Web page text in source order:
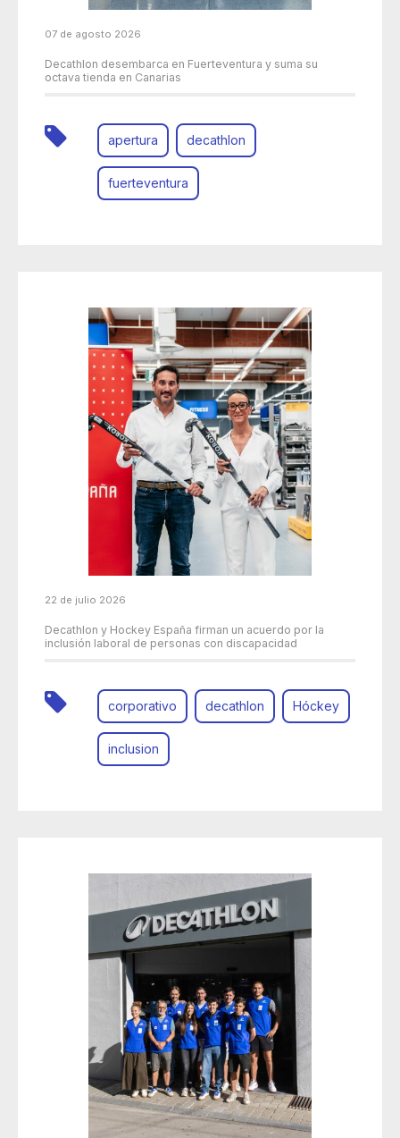
07 de agosto 2026
Decathlon desembarca en Fuerteventura y suma su
octava tienda en Canarias
apertura decathlon
fuerteventura
22 de julio 2026
Decathlon y Hockey España firman un acuerdo por la
inclusión laboral de personas con discapacidad
corporativo decathlon Hóckey
inclusion